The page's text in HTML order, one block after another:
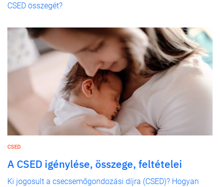
CSED összegét?
CSED
A CSED igénylése, összege, feltételei
Ki jogosult a csecsemőgondozási díjra (CSED)? Hogyan